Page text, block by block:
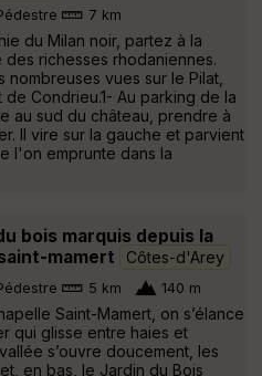
7 km
du Milan noir, partez à la
richesses rhodaniennes.
nombreuses vues sur le Pilat,
Condrieu.1- Au parking de la
au sud du château, prendre à
Il vire sur la gauche et parvient
l'on emprunte dans la
bois marquis depuis la
mamert
Côtes-d'Arey
5 km 140 m
Saint-Mamert, on s’élance
qui glisse entre haies et
s’ouvre doucement, les
en bas, le Jardin du Bois